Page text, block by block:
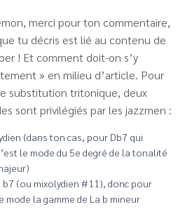
merci pour ton commentaire,
tu décris est lié au contenu de
! Et comment doit-on s’y
» en milieu d’article. Pour
substitution tritonique, deux
sont privilégiés par les jazzmen :
(dans ton cas, pour Db7 qui
le mode du 5e degré de la tonalité
b7 (ou mixolydien #11), donc pour
mode la gamme de La b mineur